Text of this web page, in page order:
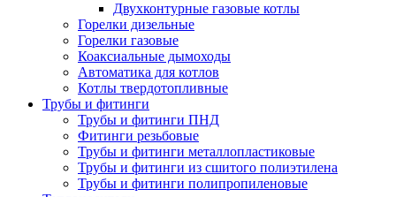
Двухконтурные газовые котлы
Горелки дизельные
Горелки газовые
Коаксиальные дымоходы
Автоматика для котлов
Котлы твердотопливные
Трубы и фитинги
Трубы и фитинги ПНД
Фитинги резьбовые
Трубы и фитинги металлопластиковые
Трубы и фитинги из сшитого полиэтилена
Трубы и фитинги полипропиленовые